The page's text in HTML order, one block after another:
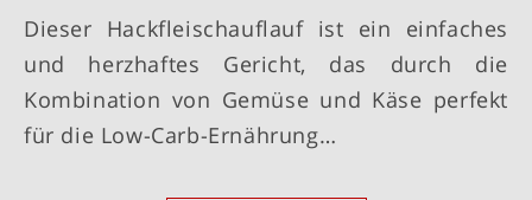
Dieser Hackfleischauflauf ist ein einfaches
und herzhaftes Gericht, das durch die
Kombination von Gemüse und Käse perfekt
für die Low-Carb-Ernährung…